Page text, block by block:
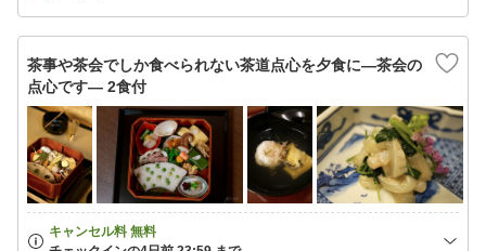
茶事や茶会でしか食べられない茶道点心を夕食に—茶会の
点心です— 2食付